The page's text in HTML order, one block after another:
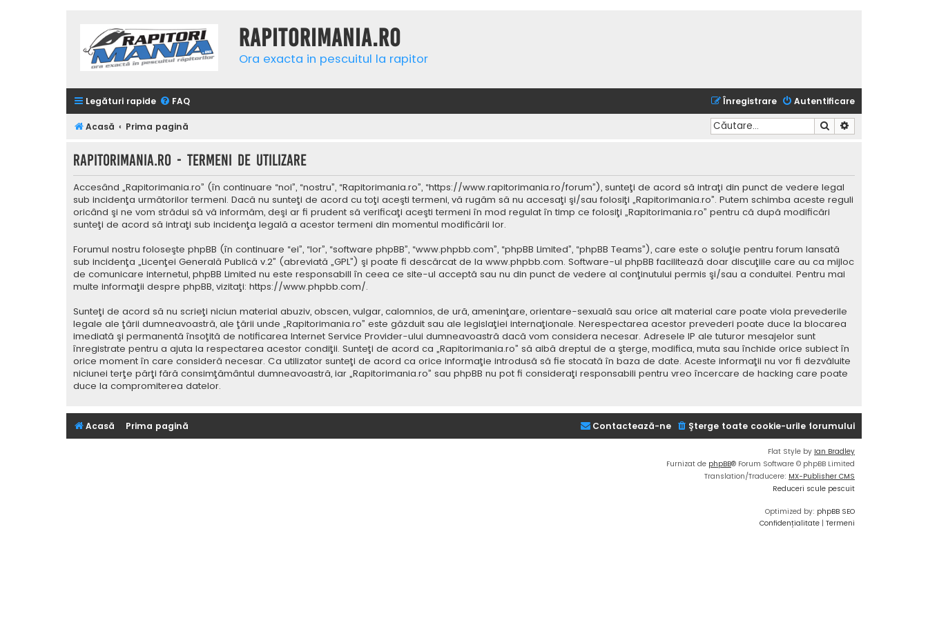
Rapitorimania.ro
Ora exacta in pescuitul la rapitor
Legături rapide FAQ Autentificare
Înregistrare
Acasă Prima pagină Căutare
Rapitorimania.ro - Termeni de utilizare
Accesând „Rapitorimania.ro” (în continuare “noi”, “nostru”, “Rapitorimania.ro”, “https://www.rapitorimania.ro/forum”), sunteţi de acord să intraţi din punct de vedere legal
sub incidenţa următorilor termeni. Dacă nu sunteţi de acord cu toţi aceşti termeni, vă rugăm să nu accesaţi şi/sau folosiţi „Rapitorimania.ro”. Putem schimba aceste reguli
oricând şi ne vom strădui să vă informăm, deşi ar fi prudent să verificaţi aceşti termeni în mod regulat în timp ce folosiţi „Rapitorimania.ro” pentru că după modificări
sunteţi de acord să intraţi sub incidenţa legală a acestor termeni din momentul modificării lor.
Forumul nostru foloseşte phpBB (în continuare “ei”, “lor”, “software phpBB”, “www.phpbb.com”, “phpBB Limited”, “phpBB Teams”), care este o soluţie pentru forum lansată
sub incidenţa „Licenţei Generală Publică v.2” (abreviată „GPL”) şi poate fi descărcat de la www.phpbb.com. Software-ul phpBB facilitează doar discuţiile care au ca mijloc
de comunicare internetul, phpBB Limited nu este responsabill în ceea ce site-ul acceptă sau nu din punct de vedere al conţinutului permis şi/sau a conduitei. Pentru mai
multe informaţii despre phpBB, vizitaţi: https://www.phpbb.com/.
Sunteţi de acord să nu scrieţi niciun material abuziv, obscen, vulgar, calomnios, de ură, ameninţare, orientare-sexuală sau orice alt material care poate viola prevederile
legale ale ţării dumneavoastră, ale ţării unde „Rapitorimania.ro” este găzduit sau ale legislaţiei internaţionale. Nerespectarea acestor prevederi poate duce la blocarea
imediată şi permanentă însoţită de notificarea Internet Service Provider-ului dumneavoastră dacă vom considera necesar. Adresele IP ale tuturor mesajelor sunt
înregistrate pentru a ajuta la respectarea acestor condiţii. Sunteţi de acord ca „Rapitorimania.ro” să aibă dreptul de a şterge, modifica, muta sau închide orice subiect în
orice moment în care consideră necesar. Ca utilizator sunteţi de acord ca orice informaţie introdusă să fie stocată în baza de date. Aceste informaţii nu vor fi dezvăluite
niciunei terţe părţi fără consimţământul dumneavoastră, iar „Rapitorimania.ro” sau phpBB nu pot fi consideraţi responsabili pentru vreo încercare de hacking care poate
duce la compromiterea datelor.
Acasă Prima pagină Şterge toate cookie-urile forumului
Contactează-ne
Flat Style by Ian Bradley
Furnizat de phpBB® Forum Software © phpBB Limited
Translation/Traducere: MX-Publisher CMS
Reduceri scule pescuit
Optimized by: phpBB SEO
Confidențialitate | Termeni